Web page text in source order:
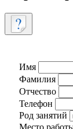
Имя
Фамилия
Отчество
Телефон
Род занятий